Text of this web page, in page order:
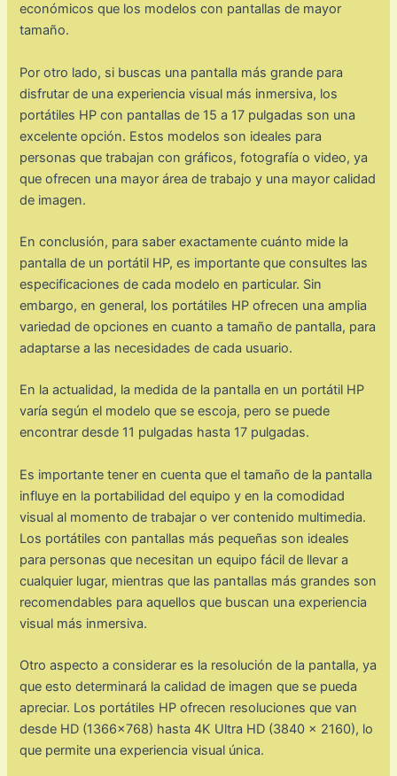
económicos que los modelos con pantallas de mayor
tamaño.
Por otro lado, si buscas una pantalla más grande para
disfrutar de una experiencia visual más inmersiva, los
portátiles HP con pantallas de 15 a 17 pulgadas son una
excelente opción. Estos modelos son ideales para
personas que trabajan con gráficos, fotografía o video, ya
que ofrecen una mayor área de trabajo y una mayor calidad
de imagen.
En conclusión, para saber exactamente cuánto mide la
pantalla de un portátil HP, es importante que consultes las
especificaciones de cada modelo en particular. Sin
embargo, en general, los portátiles HP ofrecen una amplia
variedad de opciones en cuanto a tamaño de pantalla, para
adaptarse a las necesidades de cada usuario.
En la actualidad, la medida de la pantalla en un portátil HP
varía según el modelo que se escoja, pero se puede
encontrar desde 11 pulgadas hasta 17 pulgadas.
Es importante tener en cuenta que el tamaño de la pantalla
influye en la portabilidad del equipo y en la comodidad
visual al momento de trabajar o ver contenido multimedia.
Los portátiles con pantallas más pequeñas son ideales
para personas que necesitan un equipo fácil de llevar a
cualquier lugar, mientras que las pantallas más grandes son
recomendables para aquellos que buscan una experiencia
visual más inmersiva.
Otro aspecto a considerar es la resolución de la pantalla, ya
que esto determinará la calidad de imagen que se pueda
apreciar. Los portátiles HP ofrecen resoluciones que van
desde HD (1366×768) hasta 4K Ultra HD (3840 x 2160), lo
que permite una experiencia visual única.